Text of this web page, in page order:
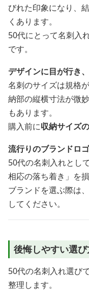
びれた印象になり、
くあります。
50代にとって名刺入
です。
デザインに目が行き
名刺のサイズは規格
納部の縦横寸法が微
もあります。
購入前に収納サイズ
流行りのブランドロ
50代の名刺入れとし
相応の落ち着き」を
ブランドを選ぶ際は
してください。
後悔しやすい選
50代の名刺入れ選び
整理します。